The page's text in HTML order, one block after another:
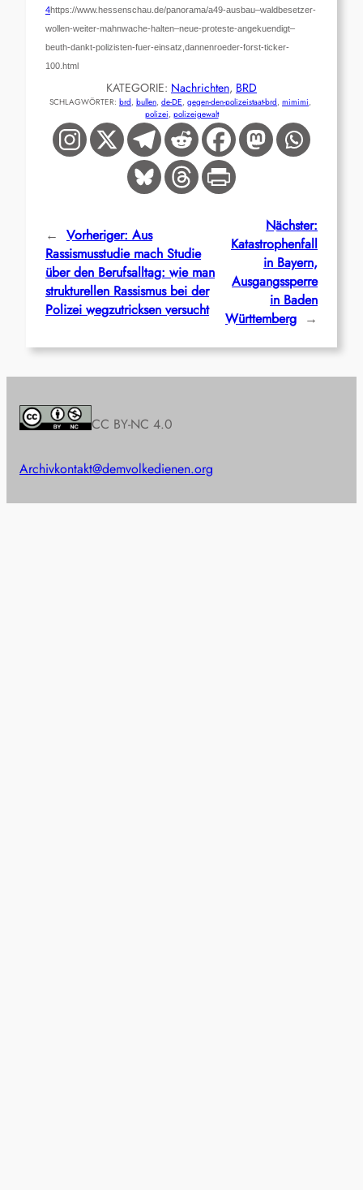
4https://www.hessenschau.de/panorama/a49-ausbau–waldbesetzer-
wollen-weiter-mahnwache-halten–neue-proteste-angekuendigt–
beuth-dankt-polizisten-fuer-einsatz,dannenroeder-forst-ticker-
100.html
KATEGORIE: Nachrichten, BRD
SCHLAGWÖRTER: brd, bullen, de-DE, gegen-den-polizeistaat-brd, mimimi
polizei, polizeigewalt
← Vorheriger: Aus
Rassismusstudie mach Studie
über den Berufsalltag: wie man
strukturellen Rassismus bei der
Polizei wegzutricksen versucht
Nächster:
Katastrophenfall
in Bayern,
Ausgangssperre
in Baden
Württemberg →
CC BY-NC 4.0
Archivkontakt@demvolkedienen.org